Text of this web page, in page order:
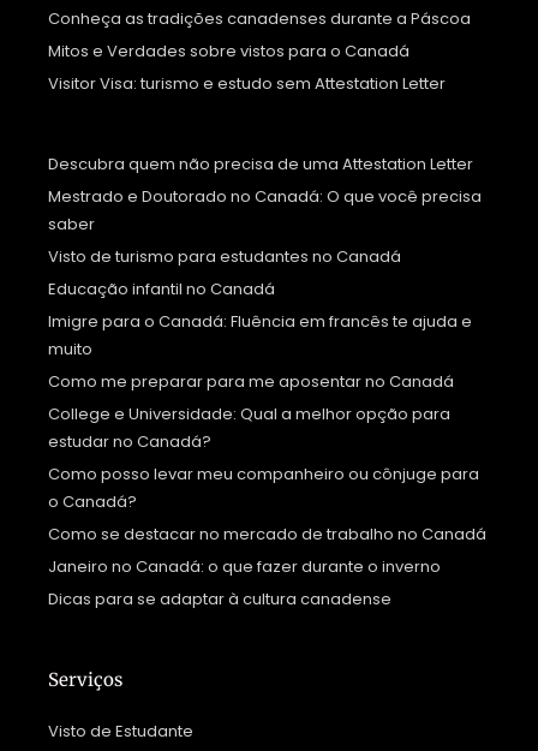
Conheça as tradições canadenses durante a Páscoa
Mitos e Verdades sobre vistos para o Canadá
Visitor Visa: turismo e estudo sem Attestation Letter
Descubra quem não precisa de uma Attestation Letter
Mestrado e Doutorado no Canadá: O que você precisa
saber
Visto de turismo para estudantes no Canadá
Educação infantil no Canadá
Imigre para o Canadá: Fluência em francês te ajuda e
muito
Como me preparar para me aposentar no Canadá
College e Universidade: Qual a melhor opção para
estudar no Canadá?
Como posso levar meu companheiro ou cônjuge para
o Canadá?
Como se destacar no mercado de trabalho no Canadá
Janeiro no Canadá: o que fazer durante o inverno
Dicas para se adaptar à cultura canadense
Serviços
Visto de Estudante